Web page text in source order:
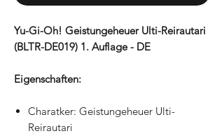
Yu-Gi-Oh! Geistungeheuer Ulti-Reirautari
(BLTR-DE019) 1. Auflage - DE
Eigenschaften:
Charatker: Geistungeheuer Ulti-
Reirautari